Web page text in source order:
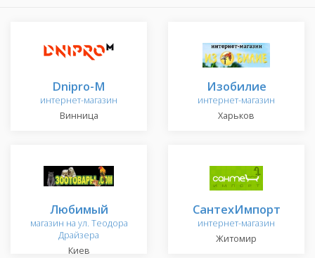
Dnipro-M
интернет-магазин
Винница
Изобилие
интернет-магазин
Харьков
Любимый
магазин на ул. Теодора
Драйзера
Киев
СантехИмпорт
интернет-магазин
Житомир